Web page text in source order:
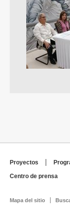
Proyectos
Centro de prensa
Mapa del sitio